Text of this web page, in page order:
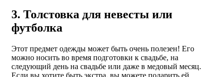
3. Толстовка для невесты или
футболка
Этот предмет одежды может быть очень полезен! Его
можно носить во время подготовки к свадьбе, на
следующий день на свадьбе или даже в медовый месяц.